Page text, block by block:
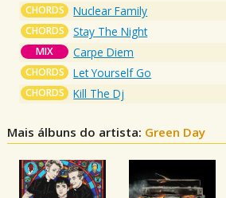
CHORDS Nuclear Family
CHORDS Stay The Night
MIX Carpe Diem
CHORDS Let Yourself Go
CHORDS Kill The Dj
Mais álbuns do artista: Green Day